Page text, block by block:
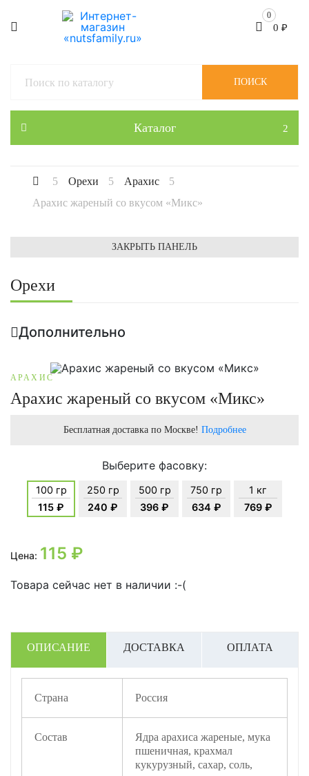
0
0 ₽
Каталог
ПОИСК
Орехи
Арахис
Арахис жареный со вкусом «Микс»
ЗАКРЫТЬ ПАНЕЛЬ
Орехи
Дополнительно
АРАХИС
Арахис жареный со вкусом «Микс»
Бесплатная доставка по Москве! Подробнее
Выберите фасовку:
100 гр
115 ₽
250 гр
240 ₽
500 гр
396 ₽
750 гр
634 ₽
1 кг
769 ₽
Цена: 115 ₽
Товара сейчас нет в наличии :-(
ОПИСАНИЕ ДОСТАВКА ОПЛАТА
Страна Россия
Состав
Ядра арахиса жареные, мука
пшеничная, крахмал
кукурузный, сахар, соль,